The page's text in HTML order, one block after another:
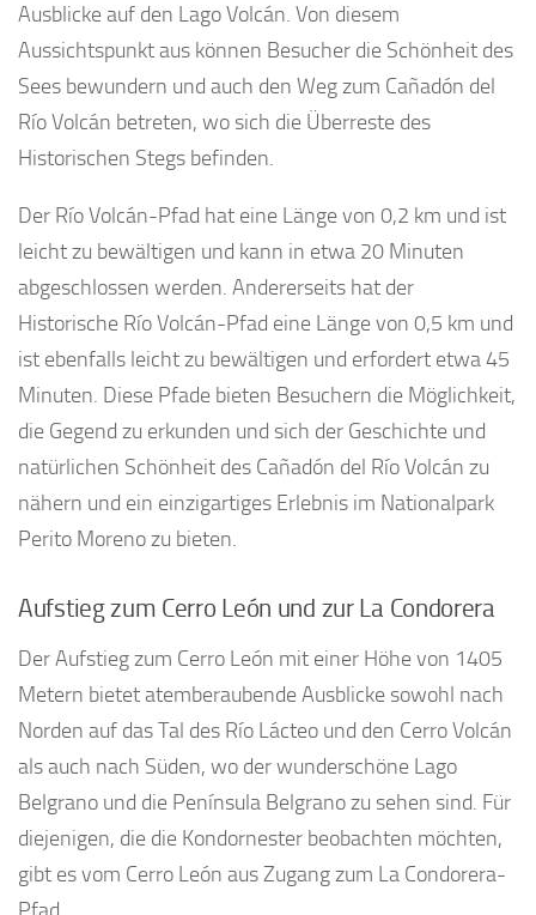
Ausblicke auf den Lago Volcán. Von diesem
Aussichtspunkt aus können Besucher die Schönheit des
Sees bewundern und auch den Weg zum Cañadón del
Río Volcán betreten, wo sich die Überreste des
Historischen Stegs befinden.
Der Río Volcán-Pfad hat eine Länge von 0,2 km und ist
leicht zu bewältigen und kann in etwa 20 Minuten
abgeschlossen werden. Andererseits hat der
Historische Río Volcán-Pfad eine Länge von 0,5 km und
ist ebenfalls leicht zu bewältigen und erfordert etwa 45
Minuten. Diese Pfade bieten Besuchern die Möglichkeit,
die Gegend zu erkunden und sich der Geschichte und
natürlichen Schönheit des Cañadón del Río Volcán zu
nähern und ein einzigartiges Erlebnis im Nationalpark
Perito Moreno zu bieten.
Aufstieg zum Cerro León und zur La Condorera
Der Aufstieg zum Cerro León mit einer Höhe von 1405
Metern bietet atemberaubende Ausblicke sowohl nach
Norden auf das Tal des Río Lácteo und den Cerro Volcán
als auch nach Süden, wo der wunderschöne Lago
Belgrano und die Península Belgrano zu sehen sind. Für
diejenigen, die die Kondornester beobachten möchten,
gibt es vom Cerro León aus Zugang zum La Condorera-